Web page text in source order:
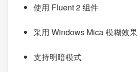
使用 Fluent 2 组件
采用 Windows Mica 模糊效果
支持明暗模式